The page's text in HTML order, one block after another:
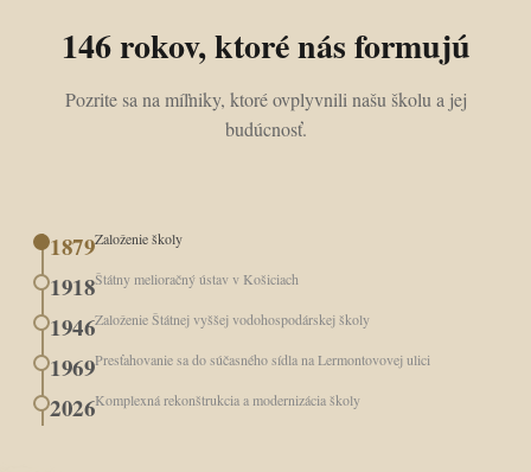
146 rokov, ktoré nás formujú
Pozrite sa na míľniky, ktoré ovplyvnili našu školu a jej
budúcnosť.
1879Založenie školy
1918Štátny melioračný ústav v Košiciach
1946Založenie Štátnej vyššej vodohospodárskej školy
1969Presťahovanie sa do súčasného sídla na Lermontovovej ulici
2026Komplexná rekonštrukcia a modernizácia školy